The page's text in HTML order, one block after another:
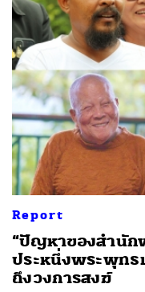
Report
“ปัญหาของสำนัก
ประหนึ่งพระพุทธ
ถึงวงการสงฆ์
ค้นหา
SHARE